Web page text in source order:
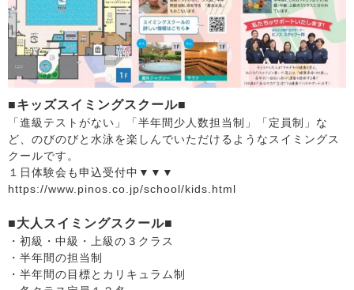
■キッズスイミングスクール■
「進級テストがない」「半年間少人数担当制」「定員制」な
ど、のびのびと水泳を楽しんでいただけるようなスイミングス
クールです。
１日体験会も申込受付中▼▼▼
https://www.pinos.co.jp/school/kids.html
■大人スイミングスクール■
・初級・中級・上級の３クラス
・半年間の担当制
・半年間の目標とカリキュラム制